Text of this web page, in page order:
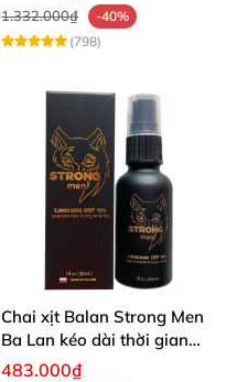
1.332.000₫
-40%
(798)
Chai xịt Balan Strong Men
Ba Lan kéo dài thời gian
quan hệ
483.000₫